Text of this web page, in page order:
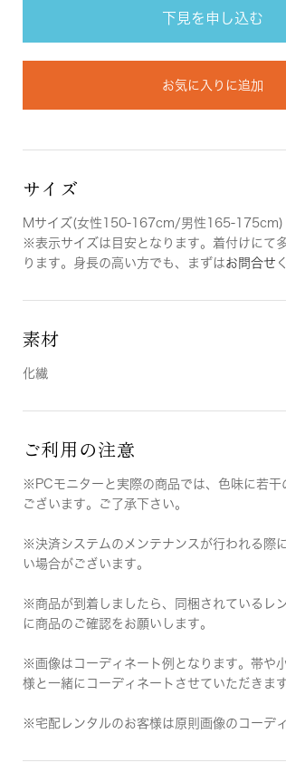
下見を申し込む
お気に入りに追加
サイズ
Mサイズ(女性150-167cm/男性165-175cm)
※表示サイズは目安となります。着付けにて
ります。身長の高い方でも、まずはお問合せ
素材
化繊
ご利用の注意
※PCモニターと実際の商品では、色味に若干
ございます。ご了承下さい。
※決済システムのメンテナンスが行われる際
い場合がございます。
※商品が到着しましたら、同梱されているレ
に商品のご確認をお願いします。
※画像はコーディネート例となります。帯や
様と一緒にコーディネートさせていただきます
※宅配レンタルのお客様は原則画像のコーデ